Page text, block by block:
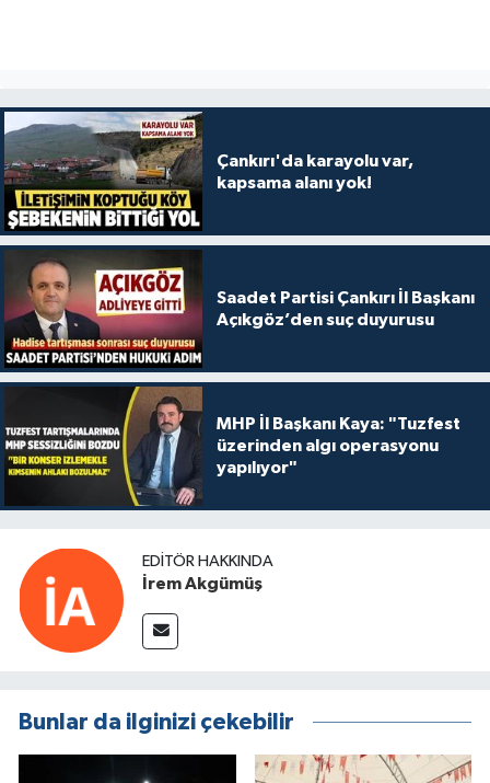
Çankırı'da karayolu var,
kapsama alanı yok!
Saadet Partisi Çankırı İl Başkanı
Açıkgöz’den suç duyurusu
MHP İl Başkanı Kaya: "Tuzfest
üzerinden algı operasyonu
yapılıyor"
EDITÖR HAKKINDA
İrem Akgümüş
Bunlar da ilginizi çekebilir